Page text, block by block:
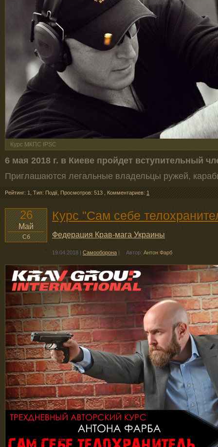
Курс МКПС IPSC
6 мая 2018 г. в Киеве пройдет вступительный
Приглашаются легальные владельцы ружей,
Рейтинг: 1 Тип: Події Просмотров: 513 Комментариев: 1
26
Май
Сб
Курс "Сам себе
Федерация Крав-мага Украины
19.04.2018 | Самооборона | Автор: Антон Фарб